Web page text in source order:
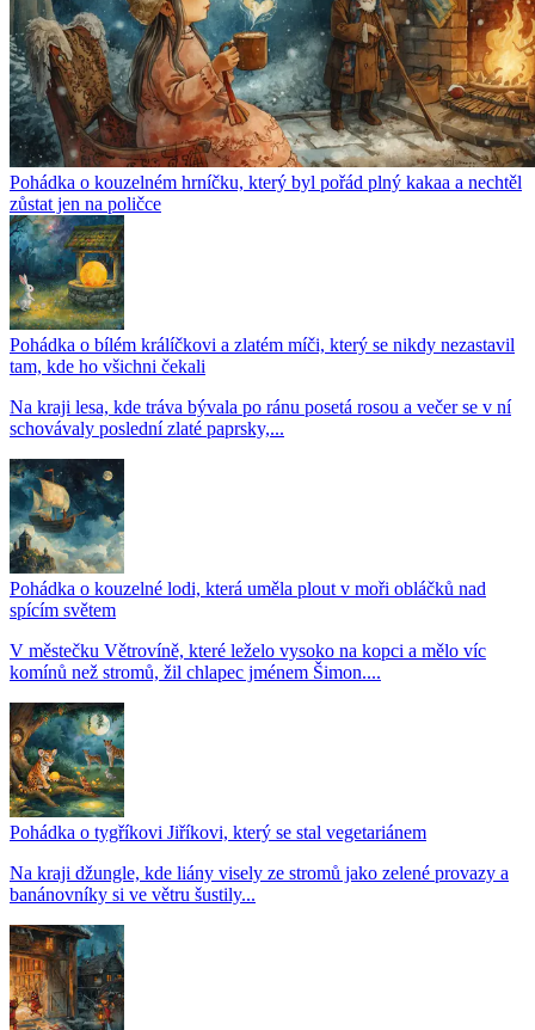
Pohádka o kouzelném hrníčku, který byl pořád plný kakaa a nechtěl
zůstat jen na poličce
Pohádka o bílém králíčkovi a zlatém míči, který se nikdy nezastavil
tam, kde ho všichni čekali
Na kraji lesa, kde tráva bývala po ránu posetá rosou a večer se v ní
schovávaly poslední zlaté paprsky,...
Pohádka o kouzelné lodi, která uměla plout v moři obláčků nad
spícím světem
V městečku Větrovíně, které leželo vysoko na kopci a mělo víc
komínů než stromů, žil chlapec jménem Šimon....
Pohádka o tygříkovi Jiříkovi, který se stal vegetariánem
Na kraji džungle, kde liány visely ze stromů jako zelené provazy a
banánovníky si ve větru šustily...